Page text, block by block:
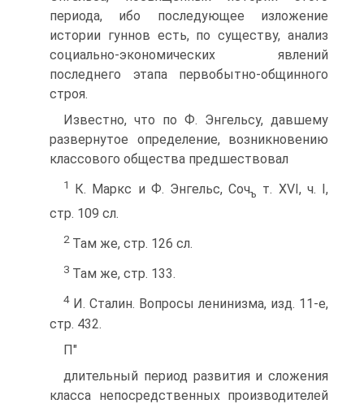
периода, ибо последующее изложение
истории гуннов есть, по существу, анализ
социально-экономи­ческих явлений
последнего этапа первобытно-общинного
строя.
Известно, что по Ф. Энгельсу, давшему
развернутое опре­деление, возникновению
классового общества предшествовал
1 К. Маркс и Ф. Энгельс, Сочъ т. XVI, ч. I,
стр. 109 сл.
2Там же, стр. 126 сл.
3 Там же, стр. 133.
4И. Сталин. Вопросы ленинизма, изд. 11-е,
стр. 432.
П"
длительный период развития и сложения
класса непосред­ственных производителей